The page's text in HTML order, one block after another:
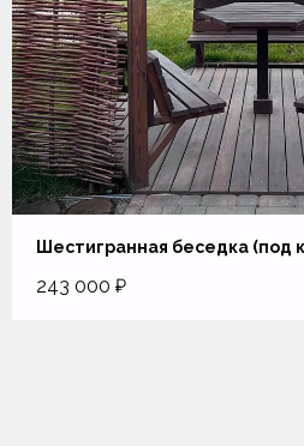
Шестигранная беседка (под
243 000 ₽